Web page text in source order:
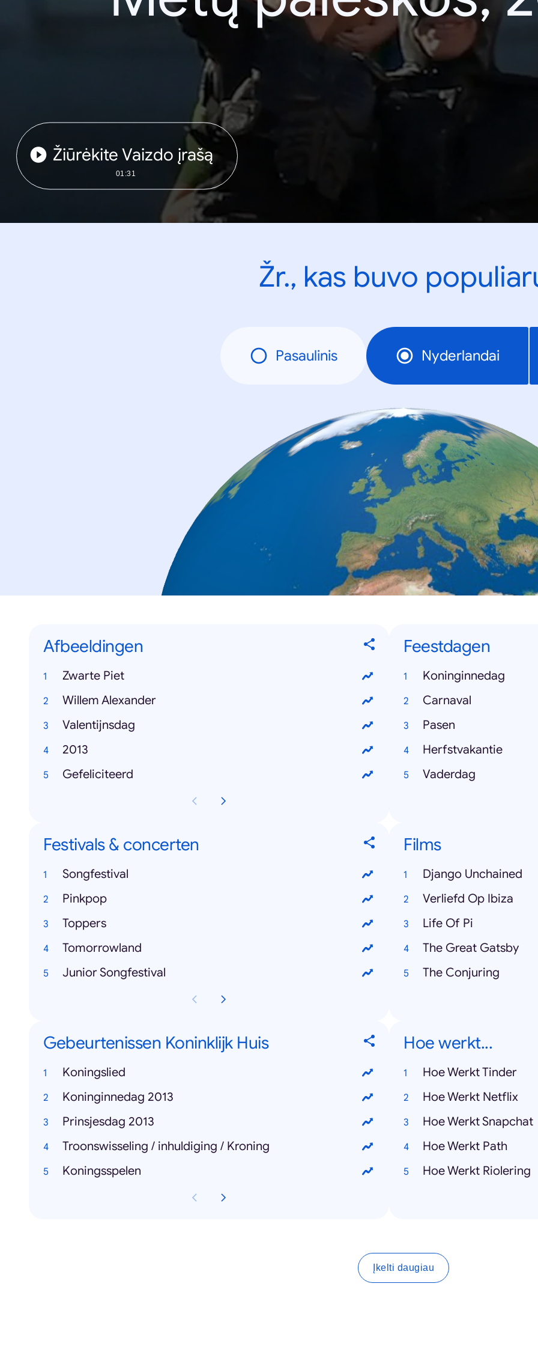
Žiūrėkite Vaizdo įrašą
01:31
Žr., kas buvo
Pasaulinis Nyderlandai
Afbeeldingen
Zwarte Piet
Willem Alexander
Valentijnsdag
2013
Gefeliciteerd
Feestdagen
Koninginnedag
Carnaval
Pasen
Herfstvakantie
Vaderdag
Festivals & concerten
Songfestival
Pinkpop
Toppers
Tomorrowland
Junior Songfestival
Films
Django Unchained
Verliefd Op Ibiza
Life Of Pi
The Great Gatsby
The Conjuring
Gebeurtenissen Koninklijk Huis
Koningslied
Koninginnedag 2013
Prinsjesdag 2013
Troonswisseling / inhuldiging / Kroning
Koningsspelen
Hoe werkt...
Hoe Werkt Tinder
Hoe Werkt Netflix
Hoe Werkt Snapchat
Hoe Werkt Path
Hoe Werkt Riolering
Įkelti daugiau